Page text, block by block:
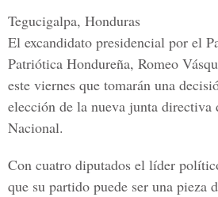
Tegucigalpa, Honduras
El excandidato presidencial por el
Patriótica Hondureña, Romeo
este viernes que tomarán una
elección de la nueva junta directiva
Nacional.
Con cuatro diputados el líder
que su partido puede ser una pieza